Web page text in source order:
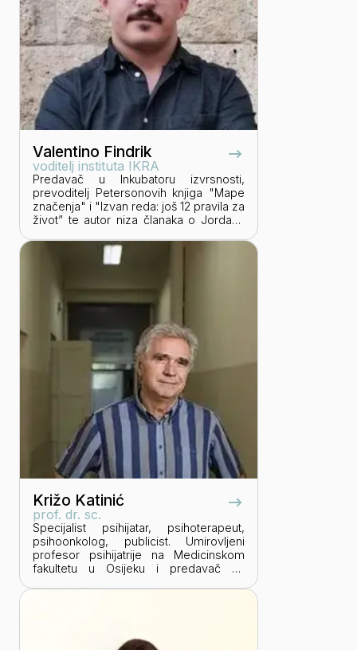
Valentino Findrik
voditelj instituta IKRA
Predavač u Inkubatoru izvrsnosti,
prevoditelj Petersonovih knjiga "Mape
značenja" i "Izvan reda: još 12 pravila za
život” te autor niza članaka o Jordanu
područja filozofije o čovjeku.
Križo Katinić
prof. dr. sc.
Specijalist psihijatar, psihoterapeut,
psihoonkolog, publicist. Umirovljeni
profesor psihijatrije na Medicinskom
fakultetu u Osijeku i predavač na
depresije, psihoonkologije te